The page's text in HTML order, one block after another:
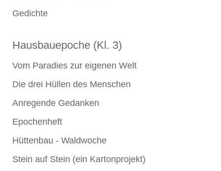
Gedichte
Hausbauepoche (Kl. 3)
Vom Paradies zur eigenen Welt
Die drei Hüllen des Menschen
Anregende Gedanken
Epochenheft
Hüttenbau - Waldwoche
Stein auf Stein (ein Kartonprojekt)